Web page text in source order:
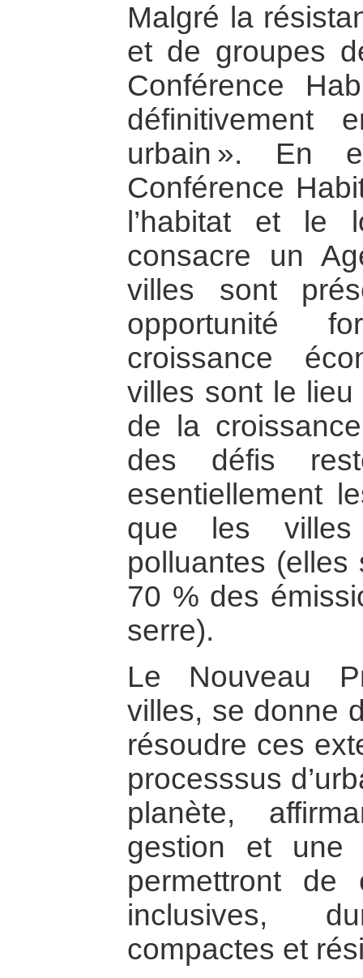
Malgré la
et de groupes
Conférence
définitivement
urbain ». En
Conférence
l’habitat et le
consacre un
villes sont
opportunité
croissance
villes sont le
de la
des défis
esentiellement
que les villes
polluantes (elles
70 % des
serre).
Le Nouveau
villes, se donne
résoudre ces
processsus
planète,
gestion et une
permettront de
inclusives,
compactes et